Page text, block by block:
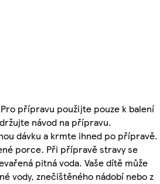
Pro přípravu použijte pouze k balení
návod na přípravu.
dávku a krmte ihned po přípravě.
porce. Při přípravě stravy se
pitná voda. Vaše dítě může
vody, znečištěného nádobí nebo z